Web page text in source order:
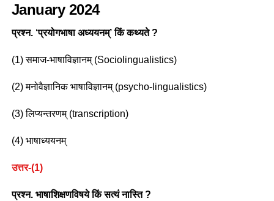
January 2024
प्रश्न. ‘प्रयोगभाषा अध्ययनम्’ किं कथ्यते ?
(1) समाज-भाषाविज्ञानम् (Sociolingualistics)
(2) मनोवैज्ञानिक भाषाविज्ञानम् (psycho-lingualistics)
(3) लिप्यन्तरणम् (transcription)
(4) भाषाध्ययनम्
उत्तर-(1)
प्रश्न. भाषाशिक्षणविषये किं सत्यं नास्ति ?